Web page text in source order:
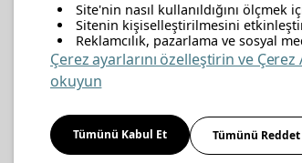
facebooktwitter
Enerji Politikası Bilgi
Kişisel Verilerin Korunması
Site'nin nasıl kullanıldığını ölçmek
Sitenin kişiselleştirilmesini
Reklamcılık, pazarlama ve sosyal
Çerez ayarlarını özelleştirin ve
okuyun
Tümünü Kabul Et Tümünü Reddet